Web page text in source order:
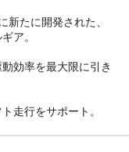
新たに開発された、
ア。
効率を最大限に引き
走行をサポート。